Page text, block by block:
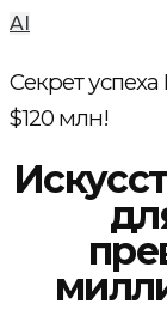
AI
Секрет
$120 млн!